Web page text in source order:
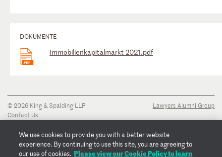
DOKUMENTE
Immobilienkapitalmarkt 2021.pdf
© 2026 King & Spalding LLP
Contact Us
Privacy Notice
Transparency Disclosure
Cookie Policy
Lawyers Alumni Group
We use cookies to provide you with a better website
experience. By continuing to use this site, you are agreeing to
our use of cookies. Please view our Cookie Policy to learn